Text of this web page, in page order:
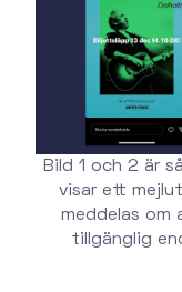
Bild 1 och 2 är
visar ett
meddelas om
tillgänglig